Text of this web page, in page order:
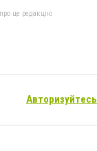
це редакцію
Авторизуйтесь